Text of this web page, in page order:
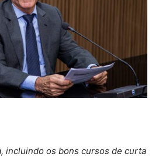
incluindo os bons cursos de curta